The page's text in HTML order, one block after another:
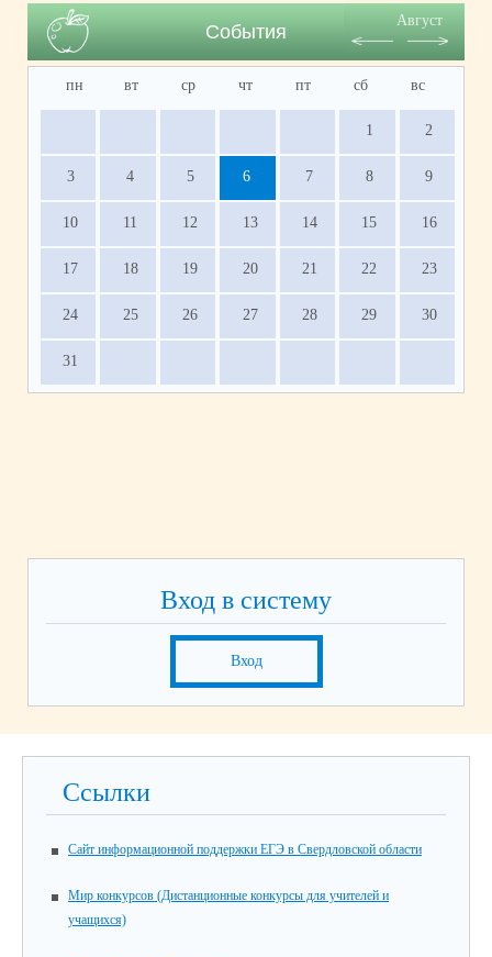
События
Август
пн вт ср чт пт сб вс
1 2
3 4 5 6 7 8 9
10 11 12 13 14 15 16
17 18 19 20 21 22 23
24 25 26 27 28 29 30
31
Вход в систему
Вход
Ссылки
Сайт информационной поддержки ЕГЭ в Свердловской области
Мир конкурсов (Дистанционные конкурсы для учителей и
учащихся)